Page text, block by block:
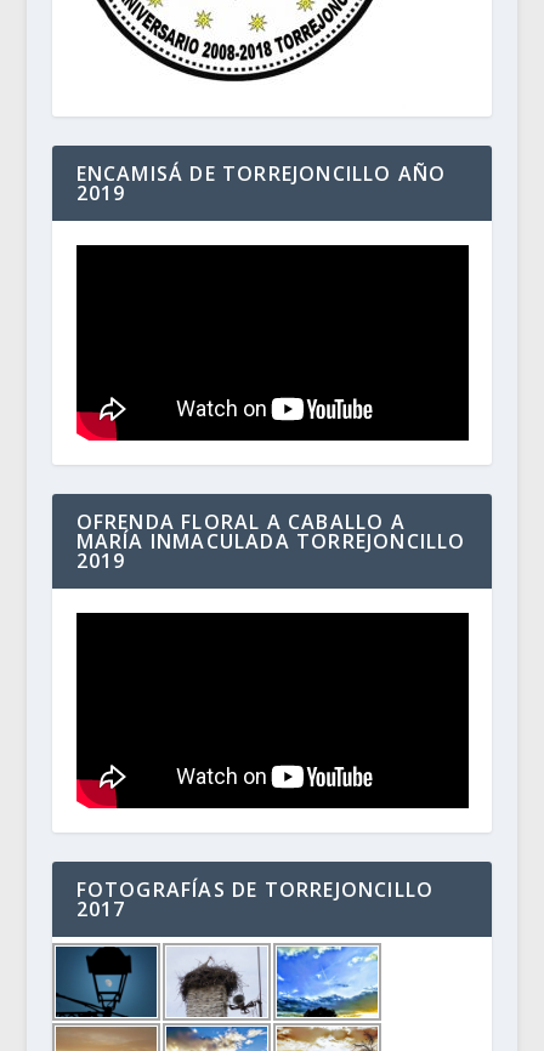
ENCAMISÁ DE TORREJONCILLO AÑO
2019
OFRENDA FLORAL A CABALLO A
MARÍA INMACULADA TORREJONCILLO
2019
FOTOGRAFÍAS DE TORREJONCILLO
2017